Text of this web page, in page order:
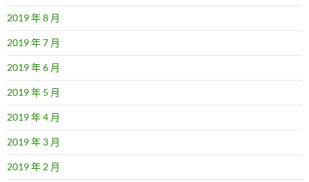
2019 年 8 月
2019 年 7 月
2019 年 6 月
2019 年 5 月
2019 年 4 月
2019 年 3 月
2019 年 2 月